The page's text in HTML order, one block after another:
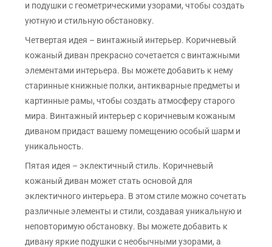
и подушки с геометрическими узорами, чтобы создать
уютную и стильную обстановку.
Четвертая идея – винтажный интерьер. Коричневый
кожаный диван прекрасно сочетается с винтажными
элементами интерьера. Вы можете добавить к нему
старинные книжные полки, антикварные предметы и
картинные рамы, чтобы создать атмосферу старого
мира. Винтажный интерьер с коричневым кожаным
диваном придаст вашему помещению особый шарм и
уникальность.
Пятая идея – эклектичный стиль. Коричневый
кожаный диван может стать основой для
эклектичного интерьера. В этом стиле можно сочетать
различные элементы и стили, создавая уникальную и
неповторимую обстановку. Вы можете добавить к
дивану яркие подушки с необычными узорами, а